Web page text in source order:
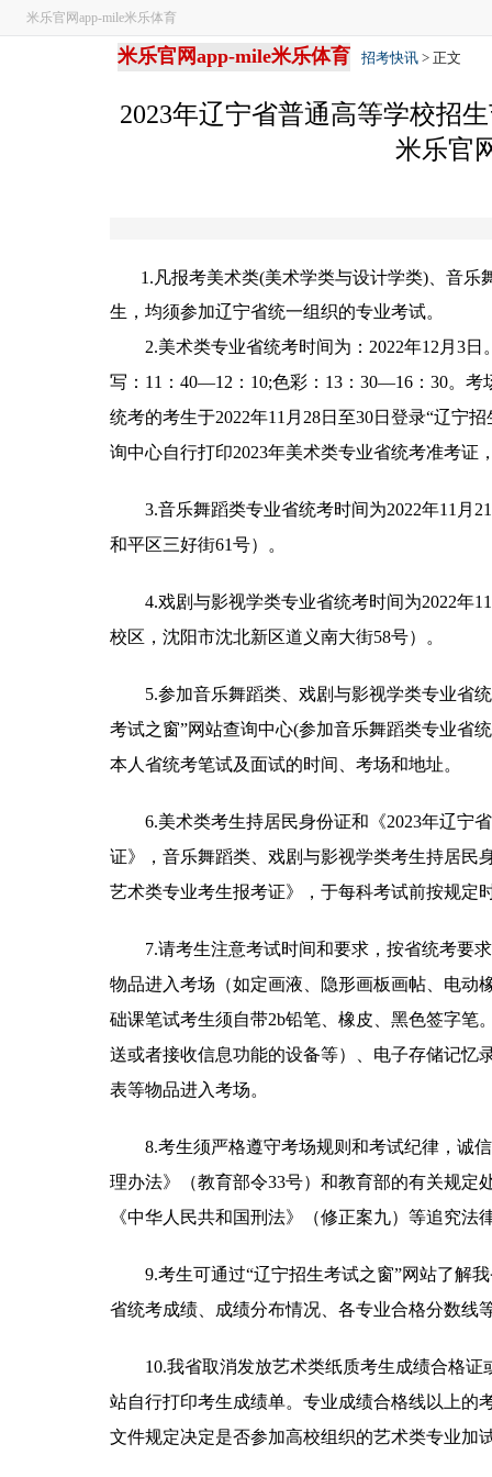
米乐官网app-mile米乐体育
米乐官网app-mile米乐体育 招考快讯 > 正文
2023年辽宁省普通高等学校招
米乐官
1.凡报考美术类(美术学类与设计学类)、音乐
生，均须参加辽宁省统一组织的专业考试。
2.美术类专业省统考时间为：2022年12月3
写：11：40—12：10;色彩：13：30—16：30。
统考的考生于2022年11月28日至30日登录“辽宁
询中心自行打印2023年美术类专业省统考准考证
3.音乐舞蹈类专业省统考时间为2022年11月
和平区三好街61号）。
4.戏剧与影视学类专业省统考时间为2022年
校区，沈阳市沈北新区道义南大街58号）。
5.参加音乐舞蹈类、戏剧与影视学类专业省
考试之窗”网站查询中心(参加音乐舞蹈类专业省
本人省统考笔试及面试的时间、考场和地址。
6.美术类考生持居民身份证和《2023年辽宁
证》，音乐舞蹈类、戏剧与影视学类考生持居民
艺术类专业考生报考证》，于每科考试前按规定
7.请考生注意考试时间和要求，按省统考要
物品进入考场（如定画液、隐形画板画帖、电动
础课笔试考生须自带2b铅笔、橡皮、黑色签字笔
送或者接收信息功能的设备等）、电子存储记忆
表等物品进入考场。
8.考生须严格遵守考场规则和考试纪律，诚
理办法》（教育部令33号）和教育部的有关规定
《中华人民共和国刑法》（修正案九）等追究法
9.考生可通过“辽宁招生考试之窗”网站了解
省统考成绩、成绩分布情况、各专业合格分数线
10.我省取消发放艺术类纸质考生成绩合格
站自行打印考生成绩单。专业成绩合格线以上的
文件规定决定是否参加高校组织的艺术类专业加